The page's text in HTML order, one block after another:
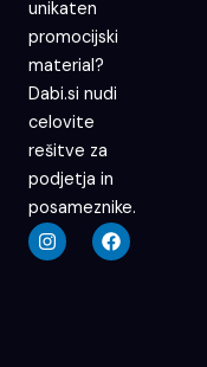
unikaten
promocijski
material?
Dabi.si nudi
celovite
rešitve za
podjetja in
posameznike.
I
n
s
F
a
c